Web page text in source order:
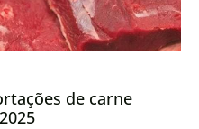
de carne